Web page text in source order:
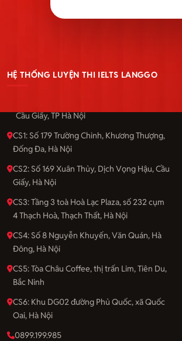
HỆ THỐNG LUYỆN THI IELTS LANGGO
Cầu Giấy, TP Hà Nội
CS1: Số 179 Trường Chinh, Khương Thượng,
Đống Đa, Hà Nội
CS2: Số 169 Xuân Thủy, Dịch Vọng Hậu, Cầu
Giấy, Hà Nội
CS3: Tầng 3 toà Hoà Lạc Plaza, số 232 cụm
4 Thạch Hoà, Thạch Thất, Hà Nội
CS4: Số 8 Nguyễn Khuyến, Văn Quán, Hà
Đông, Hà Nội
CS5: Tòa Châu Coffee, thị trấn Lim, Tiên Du,
Bắc Ninh
CS6: Khu DG02 đường Phủ Quốc, xã Quốc
Oai, Hà Nội
0899.199.985